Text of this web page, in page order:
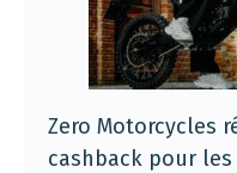
Zero Motorcycles
cashback pour